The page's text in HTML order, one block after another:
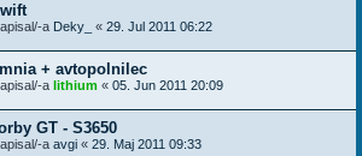
a Deky_ « 29. Jul 2011 06:22
+ avtopolnilec
a lithium « 05. Jun 2011 20:09
GT - S3650
a avgi « 29. Maj 2011 09:33